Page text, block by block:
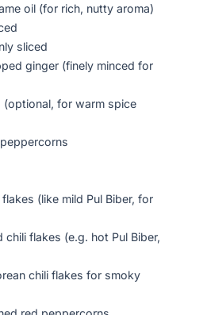
oil (for rich, nutty aroma)
sliced
ginger (finely minced for
(optional, for warm spice
(like mild Pul Biber, for
chili flakes (e.g. hot Pul Biber,
chili flakes for smoky